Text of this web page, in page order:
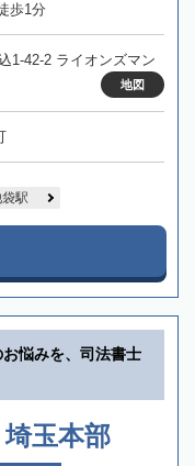
歩1分
1-42-2 ライオンズマン
地図
駅
お悩みを、司法書士
玉本部